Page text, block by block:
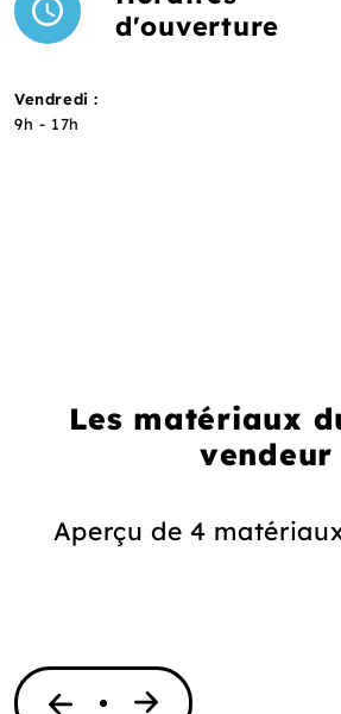
d'ouverture
Vendredi :
9h - 17h
Les matériaux
vendeur
Aperçu de 4